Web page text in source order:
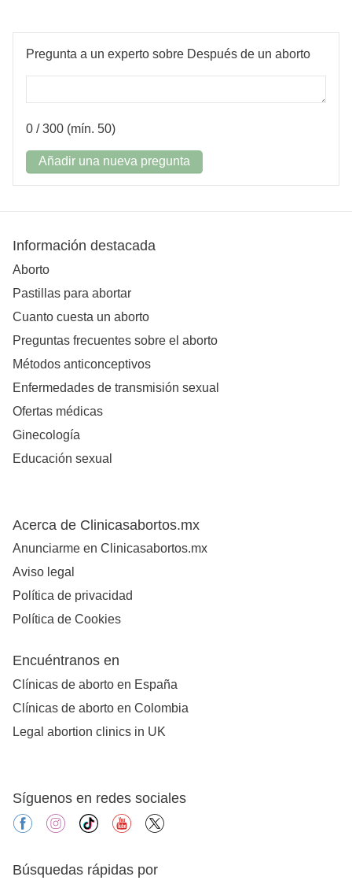
Pregunta a un experto sobre Después de un aborto
0 / 300 (mín. 50)
Añadir una nueva pregunta
Información destacada
Aborto
Pastillas para abortar
Cuanto cuesta un aborto
Preguntas frecuentes sobre el aborto
Métodos anticonceptivos
Enfermedades de transmisión sexual
Ofertas médicas
Ginecología
Educación sexual
Acerca de Clinicasabortos.mx
Anunciarme en Clinicasabortos.mx
Aviso legal
Política de privacidad
Política de Cookies
Encuéntranos en
Clínicas de aborto en España
Clínicas de aborto en Colombia
Legal abortion clinics in UK
Síguenos en redes sociales
facebookinstagram
tiktok youtube
Búsquedas rápidas por